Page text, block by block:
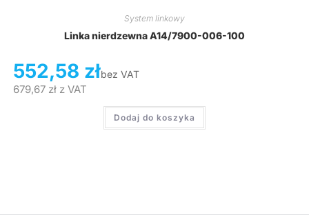
System linkowy
Linka nierdzewna A14/7900-006-100
552,58 złbez VAT
679,67 złz VAT
Dodaj do koszyka